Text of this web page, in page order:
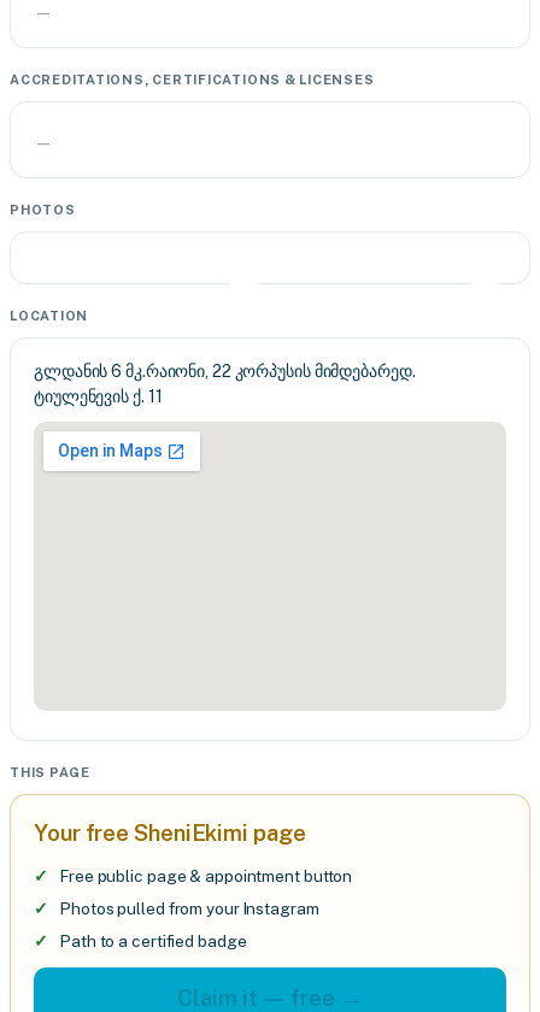
—
ACCREDITATIONS, CERTIFICATIONS & LICENSES
—
PHOTOS
LOCATION
გლდანის 6 მკ.რაიონი, 22 კორპუსის მიმდებარედ.
ტიულენევის ქ. 11
THIS PAGE
Your free SheniEkimi page
Free public page & appointment button
Photos pulled from your Instagram
Path to a certified badge
Claim it — free →